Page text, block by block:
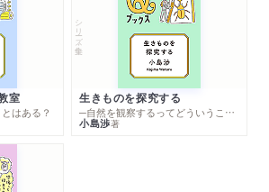
室
はある？
シリーズ・全集
生きものを探究する
─自然を観察するってどういうこと？
小島渉著